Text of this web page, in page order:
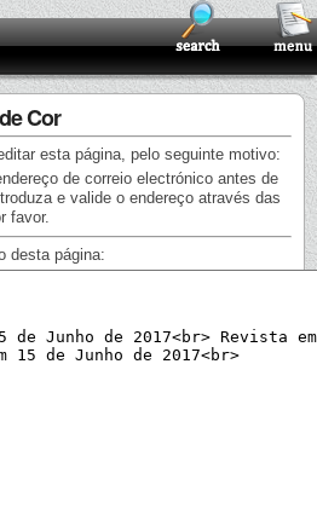
Cor
esta página, pelo seguinte motivo:
de correio electrónico antes de
e valide o endereço através das
favor.
desta página: